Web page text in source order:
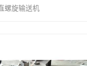
螺旋输送机